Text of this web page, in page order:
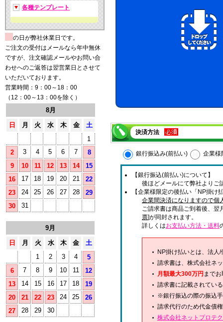
各種テンプレート
の日が弊社休業日です。
ご注文の受付はメールなら年中無休
ですが、注文確認メールやお問い合
わせへのご返答は翌営業日とさせて
いただいております。
営業時間：9：00～18：00
（12：00～13：00を除く）
8月
日
月 火 水 木 金
土
1
2
3 4 5 6 7
8
9
10 11 12 13 14
15
16
17 18 19 20 21
22
23
24 25 26 27 28
29
30
31
9月
日
月 火 水 木 金
土
1
2 3 4
5
6
7 8 9 10 11
12
13
14 15 16 17 18
19
20
21 22 23 24 25
26
27
28 29 30
決済方法
銀行振込み(前払い) 企業様
【銀行振込(前払い)について】
後ほどメールにて弊社よりご
【企業様限定の後払い「NP掛け
企業間決済になりますので個
ご請求書は商品ご到着後、翌
票]が同封されます。
詳しくはお支払い方法・送料
NP掛け払いとは、法人
請求書は、株式会社ネ
月額最大300万円 まで
請求書に記載されてい
※銀行振込の際の振込
請求代行のため代金債
株式会社ネットプロテ